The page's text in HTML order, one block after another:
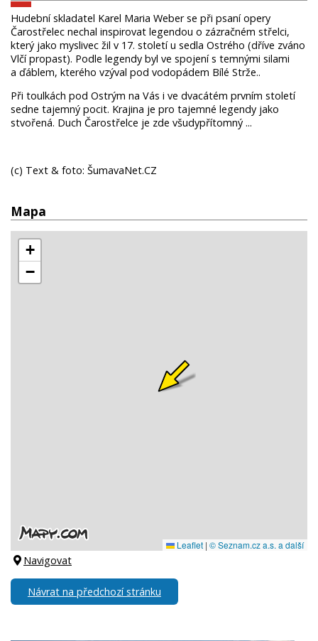
Hudební skladatel Karel Maria Weber se při psaní opery
Čarostřelec nechal inspirovat legendou o zázračném střelci,
který jako myslivec žil v 17. století u sedla Ostrého (dříve zváno
Vlčí propast). Podle legendy byl ve spojení s temnými silami
a ďáblem, kterého vzýval pod vodopádem Bílé Strže..
Při toulkách pod Ostrým na Vás i ve dvacátém prvním století
sedne tajemný pocit. Krajina je pro tajemné legendy jako
stvořená. Duch Čarostřelce je zde všudypřítomný ...
(c) Text & foto: ŠumavaNet.CZ
Mapa
Navigovat
Návrat na předchozí stránku